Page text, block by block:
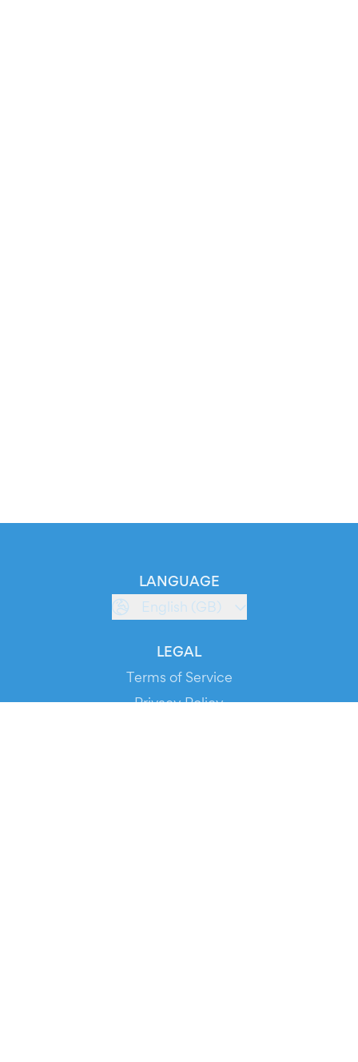
LANGUAGE
English (GB)
LEGAL
Terms of Service
Privacy Policy